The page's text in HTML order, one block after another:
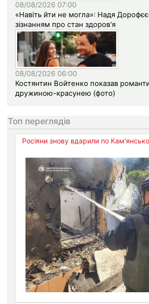
08/08/2026 07:00
«Навіть йти не могла»: Надя
зізнанням про стан здоров'я
08/08/2026 06:00
Костянтин Войтенко показав
дружиною-красунею (фото)
Топ переглядів
Росіяни знову вдарили по